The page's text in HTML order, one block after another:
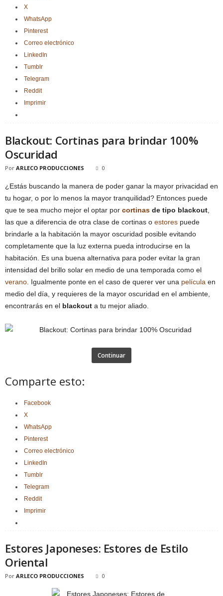
X
WhatsApp
Pinterest
Correo electrónico
LinkedIn
Tumblr
Telegram
Reddit
Imprimir
Blackout: Cortinas para brindar 100%
Oscuridad
Por ARLECO PRODUCCIONES 0
¿Estás buscando la manera de poder ganar la mayor privacidad en
tu hogar, o por lo menos la mayor tranquilidad? Entonces puede
que te sea mucho mejor el optar por cortinas de tipo blackout
las que a diferencia de otra clase de cortinas o estores puede
brindarle a la habitación la mayor oscuridad posible evitando
completamente que la luz externa pueda introducirse en la
habitación. Es una buena alternativa para poder evitar la gran
intensidad del brillo solar en medio de una temporada como el
verano . Igualmente ponte en el caso de querer ver una película en
medio del día, y requieres de la mayor oscuridad en el ambiente,
encontrarás en el blackout a tu mejor aliado.
Continuar
Comparte esto:
Facebook
X
WhatsApp
Pinterest
Correo electrónico
LinkedIn
Tumblr
Telegram
Reddit
Imprimir
Estores Japoneses: Estores de Estilo
Oriental
Por ARLECO PRODUCCIONES 0